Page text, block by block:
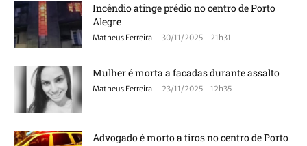
Incêndio atinge prédio no centro de Porto
Alegre
Matheus Ferreira - 30/11/2025 - 21h31
Mulher é morta a facadas durante assalto
Matheus Ferreira - 23/11/2025 - 12h35
Advogado é morto a tiros no centro de Porto